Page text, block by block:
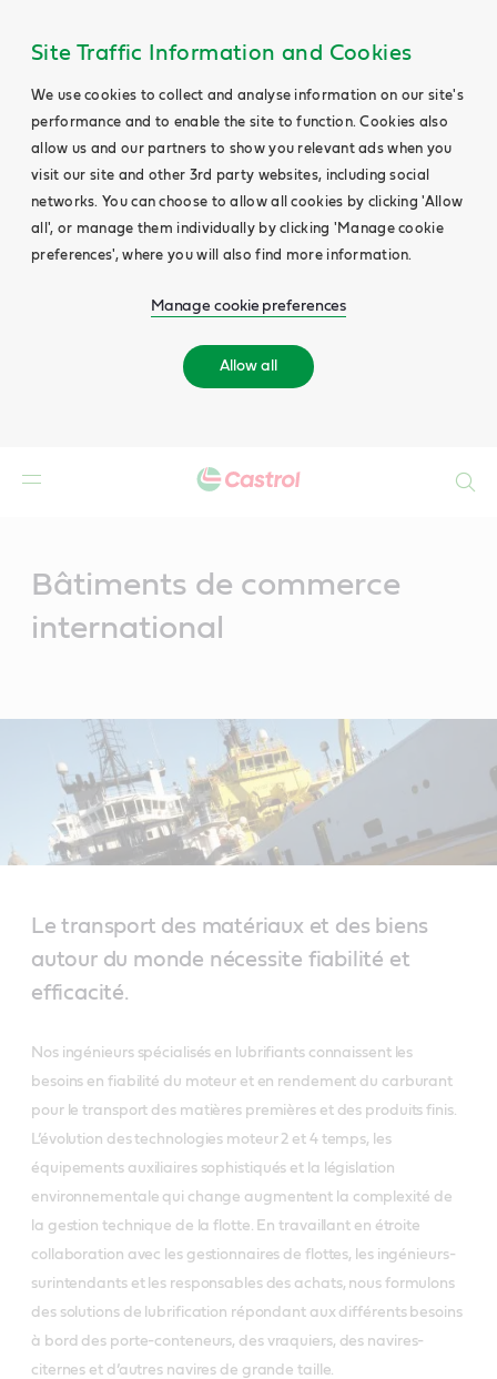
Site Traffic Information and Cookies
We use cookies to collect and analyse information on our site's
performance and to enable the site to function. Cookies also
allow us and our partners to show you relevant ads when you
visit our site and other 3rd party websites, including social
networks. You can choose to allow all cookies by clicking 'Allow
all', or manage them individually by clicking 'Manage cookie
preferences', where you will also find more information.
Manage cookie preferences
Allow all
Bâtiments de commerce
international
Le transport des matériaux et des biens
autour du monde nécessite fiabilité et
efficacité.
Nos ingénieurs spécialisés en lubrifiants connaissent les
besoins en fiabilité du moteur et en rendement du carburant
pour le transport des matières premières et des produits finis.
L’évolution des technologies moteur 2 et 4 temps, les
équipements auxiliaires sophistiqués et la législation
environnementale qui change augmentent la complexité de
la gestion technique de la flotte. En travaillant en étroite
collaboration avec les gestionnaires de flottes, les ingénieurs-
surintendants et les responsables des achats, nous formulons
des solutions de lubrification répondant aux différents besoins
à bord des porte-conteneurs, des vraquiers, des navires-
citernes et d’autres navires de grande taille.